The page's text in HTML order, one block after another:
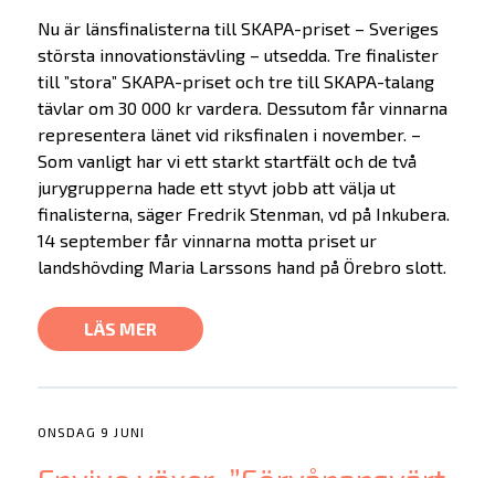
Erbjudande
Prepare
Startup
Startup Life Science
Nu är länsfinalisterna till SKAPA-priset – Sveriges
största innovationstävling – utsedda. Tre finalister
till ”stora” SKAPA-priset och tre till SKAPA-talang
tävlar om 30 000 kr vardera. Dessutom får vinnarna
representera länet vid riksfinalen i november. –
Som vanligt har vi ett starkt startfält och de två
jurygrupperna hade ett styvt jobb att välja ut
finalisterna, säger Fredrik Stenman, vd på Inkubera.
14 september får vinnarna motta priset ur
landshövding Maria Larssons hand på Örebro slott.
LÄS MER
ONSDAG 9 JUNI